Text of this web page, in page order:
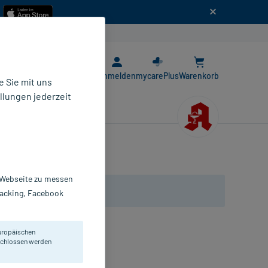
AnmeldenmycarePlusWarenkorb
Sie mit uns
jederzeit
zu messen
Facebook
werden